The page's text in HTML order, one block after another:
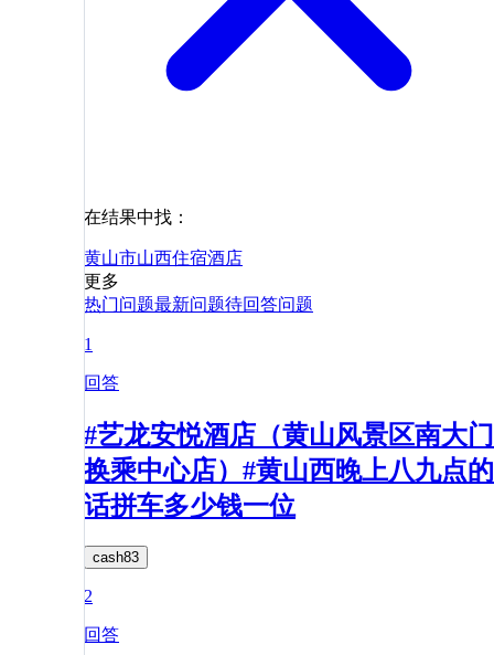
在结果中找：
黄山市山西住宿酒店
更多
热门问题最新问题待回答问题
1
回答
#艺龙安悦酒店（黄山风景区南大门
换乘中心店）#黄山西晚上八九点的
话拼车多少钱一位
cash83
2
回答